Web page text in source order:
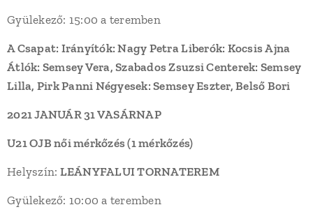
Gyülekező: 15:00 a teremben
A Csapat: Irányítók: Nagy Petra Liberók: Kocsis Ajna
Átlók: Semsey Vera, Szabados Zsuzsi Centerek: Semsey
Lilla, Pirk Panni Négyesek: Semsey Eszter, Belső Bori
2021 JANUÁR 31 VASÁRNAP
U21 OJB női mérkőzés (1 mérkőzés)
Helyszín: LEÁNYFALUI TORNATEREM
Gyülekező: 10:00 a teremben